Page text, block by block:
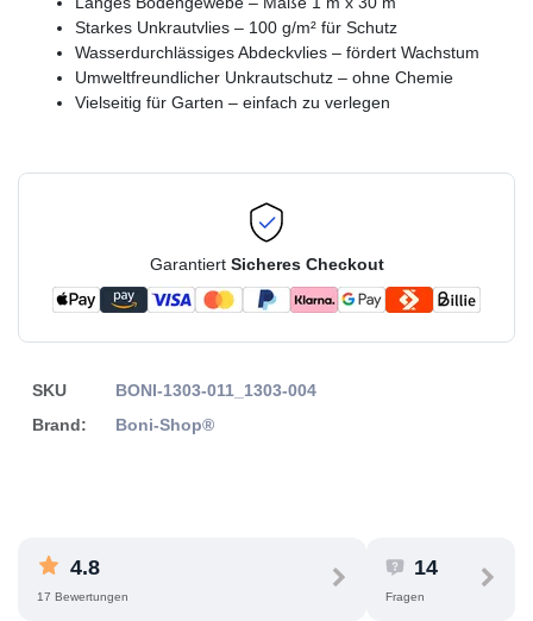
Starkes Unkrautvlies – 100 g/m² für Schutz
Wasserdurchlässiges Abdeckvlies – fördert Wachstum
Umweltfreundlicher Unkrautschutz – ohne Chemie
Vielseitig für Garten – einfach zu verlegen
Garantiert Sicheres Checkout
SKU
BONI-1303-011_1303-004
Brand:
Boni-Shop®
4.8
17 Bewertungen
14
Fragen